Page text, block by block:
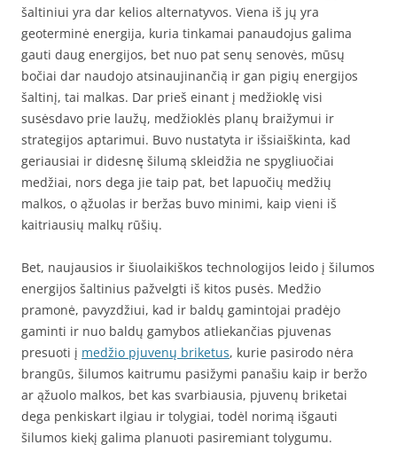
šaltiniui yra dar kelios alternatyvos. Viena iš jų yra
geoterminė energija, kuria tinkamai panaudojus galima
gauti daug energijos, bet nuo pat senų senovės, mūsų
bočiai dar naudojo atsinaujinančią ir gan pigių energijos
šaltinį, tai malkas. Dar prieš einant į medžioklę visi
susėsdavo prie laužų, medžioklės planų braižymui ir
strategijos aptarimui. Buvo nustatyta ir išsiaiškinta, kad
geriausiai ir didesnę šilumą skleidžia ne spygliuočiai
medžiai, nors dega jie taip pat, bet lapuočių medžių
malkos, o ąžuolas ir beržas buvo minimi, kaip vieni iš
kaitriausių malkų rūšių.
Bet, naujausios ir šiuolaikiškos technologijos leido į šilumos
energijos šaltinius pažvelgti iš kitos pusės. Medžio
pramonė, pavyzdžiui, kad ir baldų gamintojai pradėjo
gaminti ir nuo baldų gamybos atliekančias pjuvenas
presuoti į medžio pjuvenų briketus, kurie pasirodo nėra
brangūs, šilumos kaitrumu pasižymi panašiu kaip ir beržo
ar ąžuolo malkos, bet kas svarbiausia, pjuvenų briketai
dega penkiskart ilgiau ir tolygiai, todėl norimą išgauti
šilumos kiekį galima planuoti pasiremiant tolygumu.